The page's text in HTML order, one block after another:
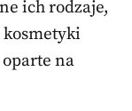
ich rodzaje,
na